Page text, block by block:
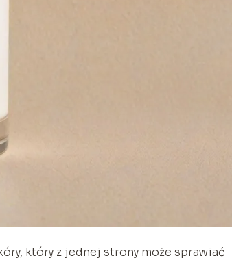
który z jednej strony może sprawiać